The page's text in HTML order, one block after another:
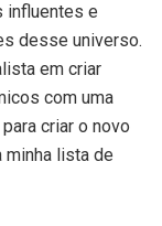
influentes e
desse universo.
em criar
com uma
criar o novo
minha lista de